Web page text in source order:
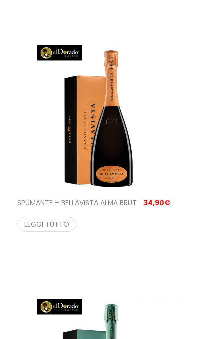
SPUMANTE – BELLAVISTA ALMA BRUT 34,90€
LEGGI TUTTO